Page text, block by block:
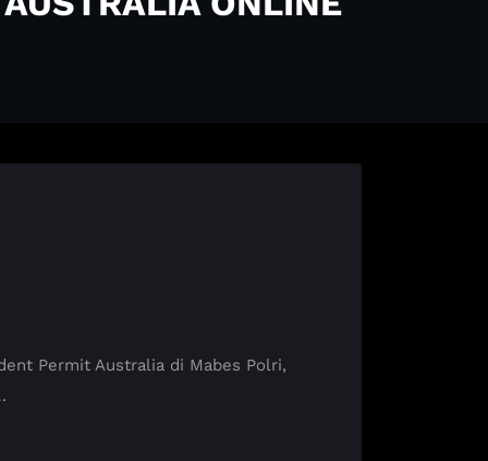
Permit Australia di Mabes Polri,